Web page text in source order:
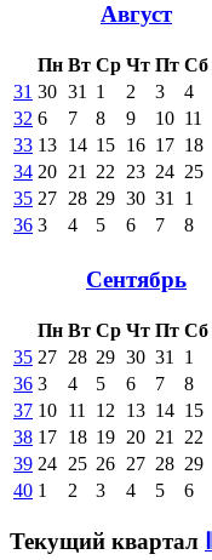
Август
Пн Вт Ср Чт Пт Сб
31 30 31 1 2 3 4
32 6 7 8 9 10 11
33 13 14 15 16 17 18
34 20 21 22 23 24 25
35 27 28 29 30 31 1
36 3 4 5 6 7 8
Сентябрь
Пн Вт Ср Чт Пт Сб
35 27 28 29 30 31 1
36 3 4 5 6 7 8
37 10 11 12 13 14 15
38 17 18 19 20 21 22
39 24 25 26 27 28 29
40 1 2 3 4 5 6
Текущий квартал